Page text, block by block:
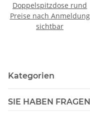
Doppelspitzdose rund
Preise nach Anmeldung
sichtbar
Kategorien
SIE HABEN